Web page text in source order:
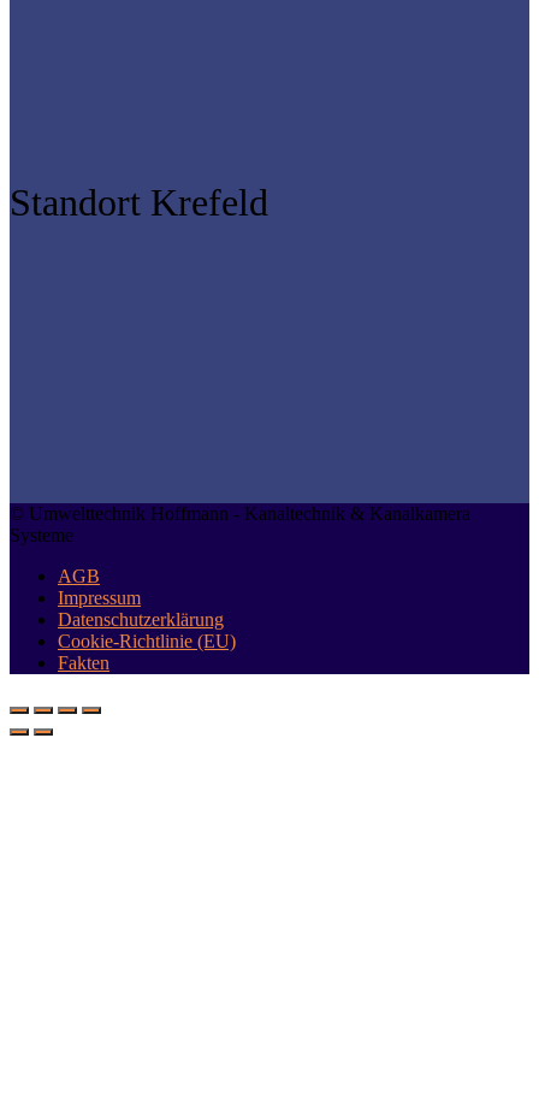
Standort Krefeld
© Umwelttechnik Hoffmann - Kanaltechnik & Kanalkamera
Systeme
AGB
Impressum
Datenschutzerklärung
Cookie-Richtlinie (EU)
Fakten